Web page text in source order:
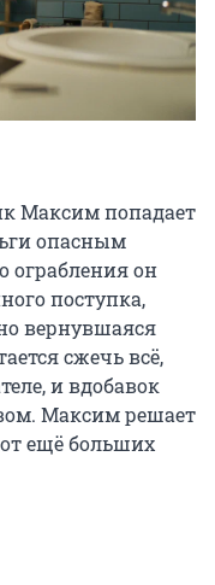
Максим попадает
опасным
ограбления он
поступка,
вернувшаяся
сжечь всё,
и вдобавок
Максим решает
от ещё больших